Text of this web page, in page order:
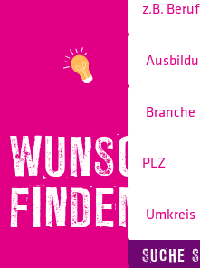
FINDEN!
SUCHE